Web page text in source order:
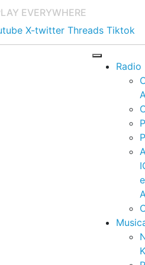
EVERYWHERE
X-twitter Threads Tiktok
Radio
e